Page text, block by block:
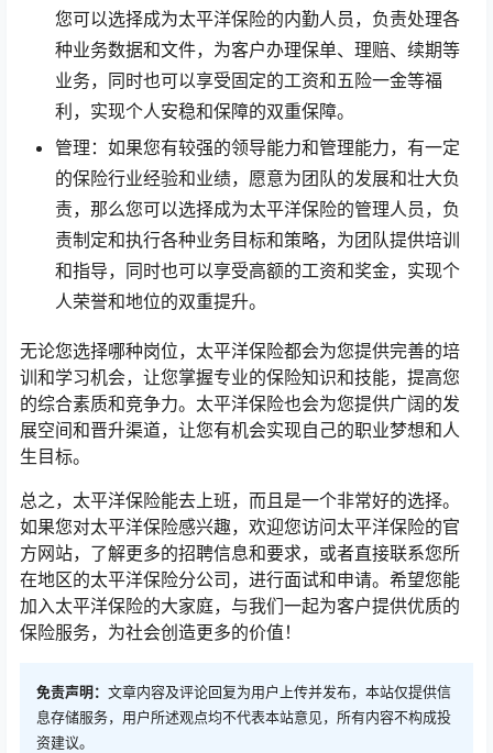
您可以选择成为太平洋保险的内勤人员，负责处理各
种业务数据和文件，为客户办理保单、理赔、续期等
业务，同时也可以享受固定的工资和五险一金等福
利，实现个人安稳和保障的双重保障。
管理：如果您有较强的领导能力和管理能力，有一定
的保险行业经验和业绩，愿意为团队的发展和壮大负
责，那么您可以选择成为太平洋保险的管理人员，负
责制定和执行各种业务目标和策略，为团队提供培训
和指导，同时也可以享受高额的工资和奖金，实现个
人荣誉和地位的双重提升。
无论您选择哪种岗位，太平洋保险都会为您提供完善的培
训和学习机会，让您掌握专业的保险知识和技能，提高您
的综合素质和竞争力。太平洋保险也会为您提供广阔的发
展空间和晋升渠道，让您有机会实现自己的职业梦想和人
生目标。
总之，太平洋保险能去上班，而且是一个非常好的选择。
如果您对太平洋保险感兴趣，欢迎您访问太平洋保险的官
方网站，了解更多的招聘信息和要求，或者直接联系您所
在地区的太平洋保险分公司，进行面试和申请。希望您能
加入太平洋保险的大家庭，与我们一起为客户提供优质的
保险服务，为社会创造更多的价值！
免责声明： 文章内容及评论回复为用户上传并发布，本站仅提供信
息存储服务，用户所述观点均不代表本站意见，所有内容不构成投
资建议。